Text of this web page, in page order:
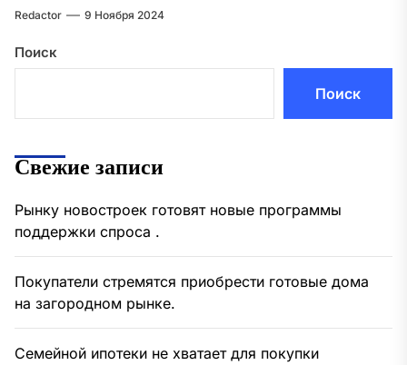
Redactor 9 Ноября 2024
Поиск
Поиск
Свежие записи
Рынку новостроек готовят новые программы
поддержки спроса .
Покупатели стремятся приобрести готовые дома
на загородном рынке.
Семейной ипотеки не хватает для покупки